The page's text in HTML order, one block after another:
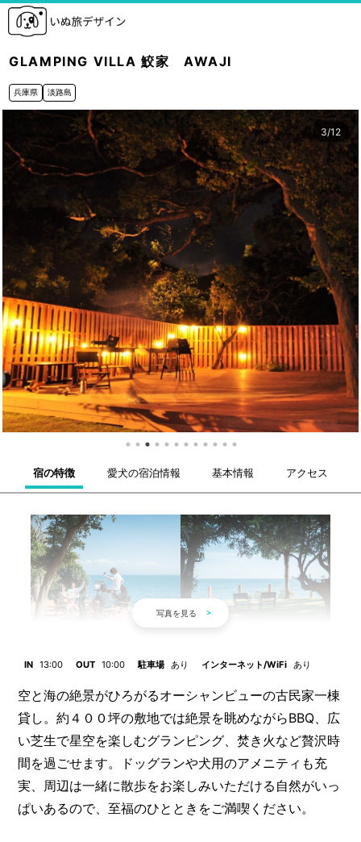
GLAMPING VILLA 鮫家 AWAJI
兵庫県 淡路島
3/12
宿の特徴 愛犬の宿泊情報 基本情報 アクセス
IN 13:00 OUT 10:00 駐車場 あり インターネット/WiFi あり
空と海の絶景がひろがるオーシャンビューの古民家一棟
貸し。約４００坪の敷地では絶景を眺めながらBBQ、広
い芝生で星空を楽しむグランピング、焚き火など贅沢時
間を過ごせます。ドッグランや犬用のアメニティも充
実、周辺は一緒に散歩をお楽しみいただける自然がいっ
ぱいあるので、至福のひとときをご満喫ください。